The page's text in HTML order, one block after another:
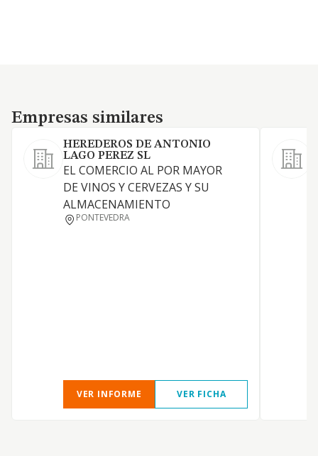
Empresas similares
Empresas similares
HEREDEROS DE ANTONIO
LAGO PEREZ SL
EL COMERCIO AL POR MAYOR
DE VINOS Y CERVEZAS Y SU
ALMACENAMIENTO
PONTEVEDRA
VER INFORME VER FICHA